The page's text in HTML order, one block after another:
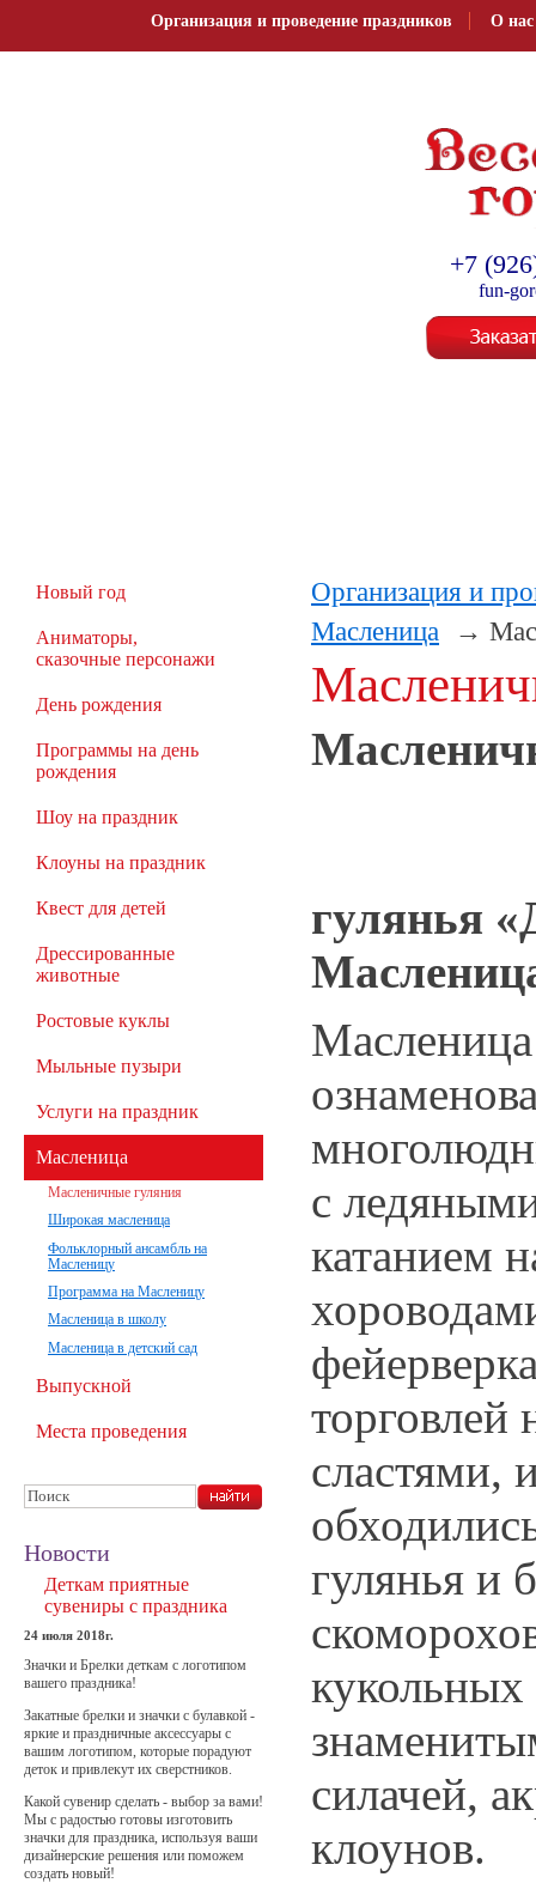
Организация и проведение праздников О нас
+7
fun-
Организация и
Масленица
гулянья
с
катанием
торговлей
сластями,
гулянья и
кукольных
силачей,
клоунов.
Новый год
Аниматоры,
сказочные персонажи
День рождения
Программы на день
рождения
Шоу на праздник
Клоуны на праздник
Квест для детей
Дрессированные
животные
Ростовые куклы
Мыльные пузыри
Услуги на праздник
Масленица
Масленичные гуляния
Широкая масленица
Фольклорный ансамбль на
Масленицу
Программа на Масленицу
Масленица в школу
Масленица в детский сад
Выпускной
Места проведения
Новости
Деткам приятные
сувениры с праздника
24 июля 2018г.
Значки и Брелки деткам с логотипом
вашего праздника!
Закатные брелки и значки с булавкой -
яркие и праздничные аксессуары с
вашим логотипом, которые порадуют
деток и привлекут их сверстников.
Какой сувенир сделать - выбор за вами!
Мы с радостью готовы изготовить
значки для праздника, используя ваши
дизайнерские решения или поможем
создать новый!